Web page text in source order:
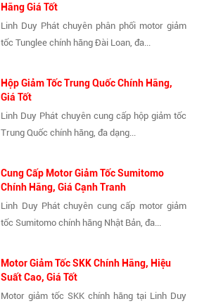
Hãng Giá Tốt
Linh Duy Phát chuyên phân phối motor giảm
tốc Tunglee chính hãng Đài Loan, đa...
Hộp Giảm Tốc Trung Quốc Chính Hãng,
Giá Tốt
Linh Duy Phát chuyên cung cấp hộp giảm tốc
Trung Quốc chính hãng, đa dạng...
Cung Cấp Motor Giảm Tốc Sumitomo
Chính Hãng, Giá Cạnh Tranh
Linh Duy Phát chuyên cung cấp motor giảm
tốc Sumitomo chính hãng Nhật Bản, đa...
Motor Giảm Tốc SKK Chính Hãng, Hiệu
Suất Cao, Giá Tốt
Motor giảm tốc SKK chính hãng tại Linh Duy